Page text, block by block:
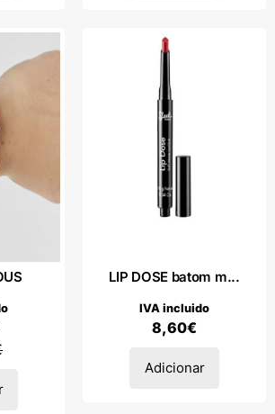
LIP DOSE batom m...
8,60€
IVA incluido
Adicionar